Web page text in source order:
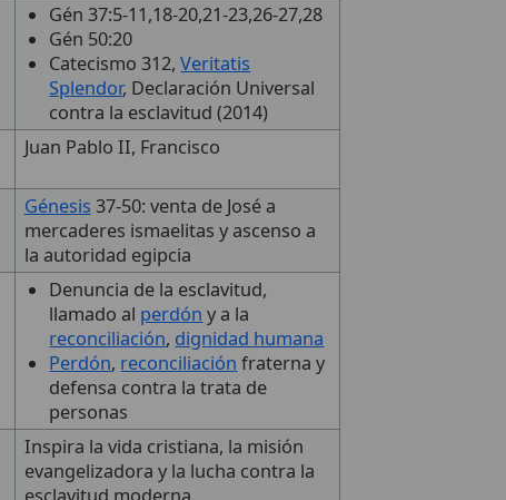
Gén 37:5-11,18-20,21-23,26-27,28
Gén 50:20
Catecismo 312,Veritatis
Splendor, Declaración Universal
contra la esclavitud (2014)
Juan Pablo II, Francisco
Génesis 37-50: venta de José a
mercaderes ismaelitas y ascenso a
la autoridad egipcia
Denuncia de la esclavitud,
llamado al perdón y a la
reconciliación, dignidad humana
Perdón, reconciliación fraterna y
defensa contra la trata de
personas
Inspira la vida cristiana, la misión
evangelizadora y la lucha contra la